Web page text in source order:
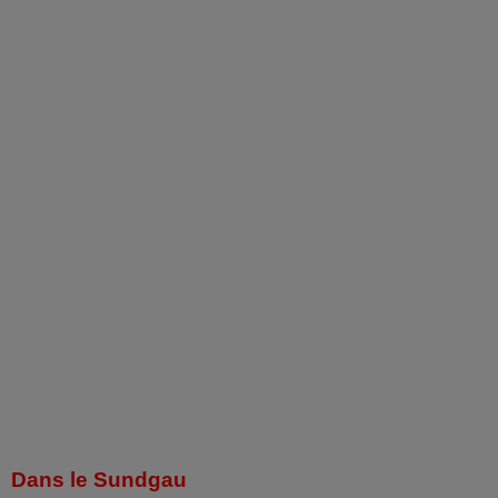
Dans le Sundgau